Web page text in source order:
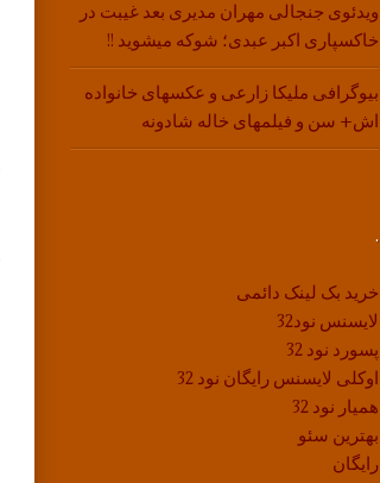
ویدئوی جنجالی مهران مدیری بعد غیبت در
خاکسپاری اکبر عبدی؛ شوکه میشوید !!
بیوگرافی ملیکا زارعی و عکسهای خانواده
اش+ سن و فیلمهای خاله شادونه
.
خرید بک لینک دائمی
لایسنس نود32
پسورد نود 32
اوکلی لایسنس رایگان نود 32
همیار نود 32
بهترین سئو
رایگان